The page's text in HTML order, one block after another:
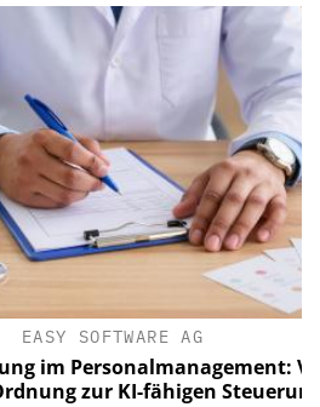
SOFTWARE AG
Personalmanagement: Von
zur KI-fähigen Steuerung